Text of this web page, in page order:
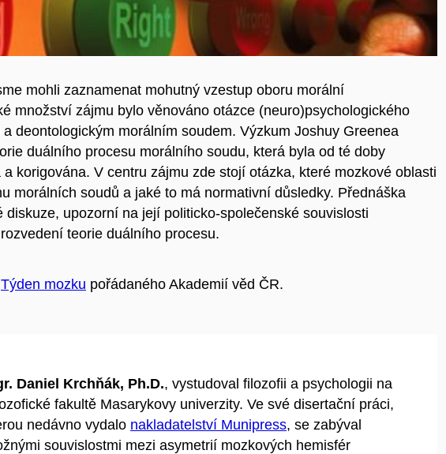
mohli zaznamenat mohutný vzestup oboru morální
množství zájmu bylo věnováno otázce (neuro)psychologického
deontologickým morálním soudem. Výzkum Joshuy Greenea
duálního procesu morálního soudu, která byla od té doby
korigována. V centru zájmu zde stojí otázka, které mozkové oblasti
morálních soudů a jaké to má normativní důsledky. Přednáška
diskuze, upozorní na její politicko-společenské souvislosti
teorie duálního procesu.
Týden mozku pořádaného Akademií věd ČR.
Daniel Krchňák, Ph.D., vystudoval filozofii a psychologii na
fakultě Masarykovy univerzity. Ve své disertační práci,
nedávno vydalo nakladatelství Munipress, se zabýval
souvislostmi mezi asymetrií mozkových hemisfér